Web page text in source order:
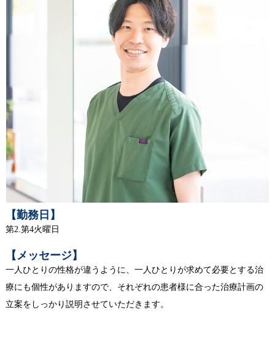
【勤務日】
第2.第4火曜日
【メッセージ】
一人ひとりの性格が違うように、一人ひとりが求めて必要とする治
療にも個性がありますので、それぞれの患者様に合った治療計画の
立案をしっかり説明させていただきます。